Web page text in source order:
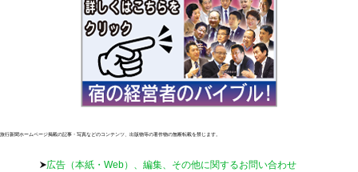
旅行新聞ホームページ掲載の記事・写真などのコンテンツ、出版物等の著作物の無断転載を禁じます。
広告（本紙・Web）、編集、その他に関するお問い合わせ